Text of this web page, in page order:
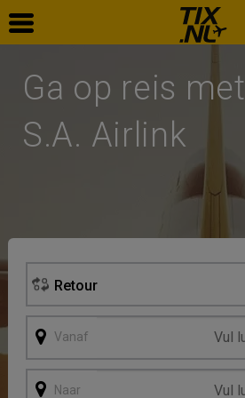
Vliegtickets
Ga op reis met
S.A. Airlink
Retour
Vanaf
Naar